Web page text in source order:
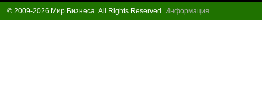
© 2009-2026 Мир Бизнеса. All Rights Reserved. Информация